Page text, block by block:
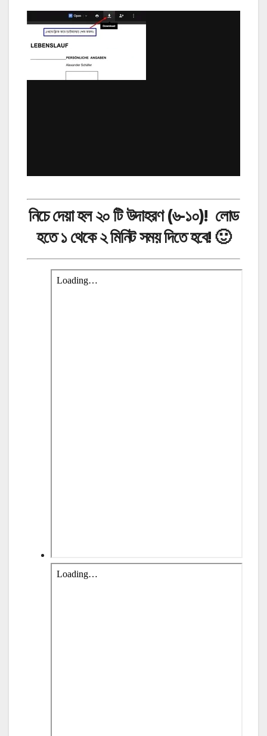
নিচে দেয়া হল ২০ টি উদাহরণ (৬-১০)! লোড
হতে ১ থেকে ২ মিনিট সময় দিতে হবে!🙂